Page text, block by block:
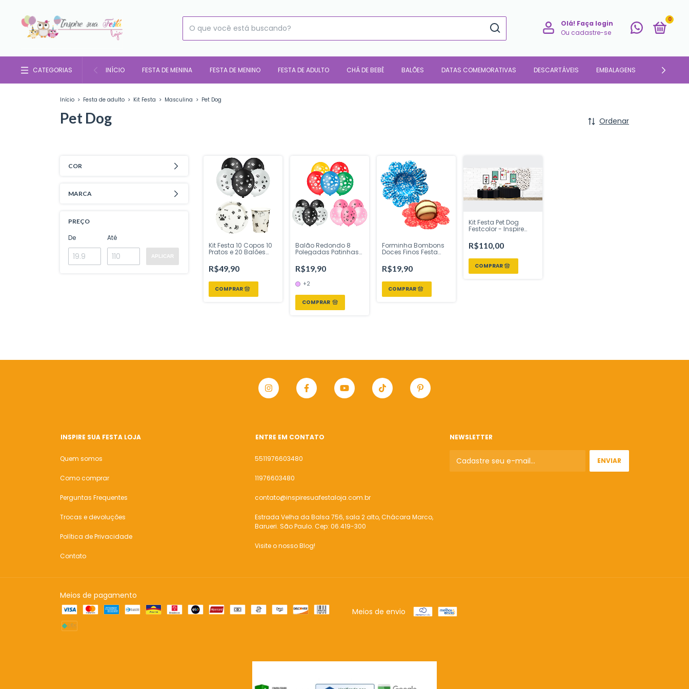
Olá! Faça login
Ou cadastre-se
0
CATEGORIAS INÍCIO FESTA DE MENINA FESTA DE MENINO FESTA DE ADULTO CHÁ DE BEBÊ BALÕES DATAS COMEMORATIVAS DESCARTÁVEIS EMBALAGENS PARA O LAR
Início > Festa de adulto > Kit Festa > Masculina > Pet Dog
Pet Dog Ordenar
COR
MARCA
PREÇO
De Até
APLICAR
Kit Festa 10 Copos 10
Pratos e 20 Balões
Branco Silver Festas -
Inspire sua Festa Loja
R$49,90
Balão Redondo 8
Polegadas Patinhas
Festas - Inspire sua
Festa Loja
R$19,90
+2
COMPRAR
Forminha Bombons
Doces Finos Festa
Patinhas Patas 30 un
Piffer Festas - Inspire
R$19,90
Kit Festa Pet Dog
Festcolor - Inspire
R$110,00
INSPIRE SUA FESTA LOJA
Quem somos
Como comprar
Perguntas Frequentes
Trocas e devoluções
Política de Privacidade
Contato
ENTRE EM CONTATO
5511976603480
11976603480
contato@inspiresuafestaloja.com.br
Estrada Velha da Balsa 756, sala 2 alto, Chácara Marco,
Barueri. São Paulo. Cep: 06.419-300
Visite o nosso Blog!
NEWSLETTER
Meios de pagamento
Meios de envio